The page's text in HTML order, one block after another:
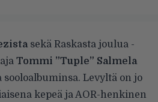
sekä Raskasta joulua -
Tommi ”Tuple” Salmela
Levyltä on jo
kepeä ja AOR-henkinen